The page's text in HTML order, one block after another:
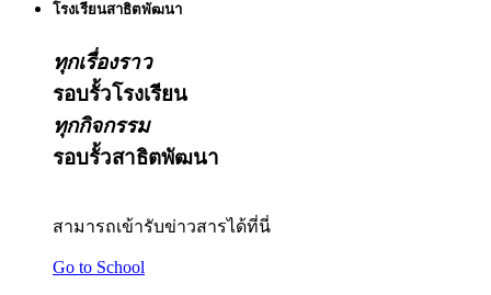
โรงเรียนสาธิตพัฒนา
ทุกเรื่องราว
รอบรั้วโรงเรียน
ทุกกิจกรรม
รอบรั้วสาธิตพัฒนา
สามารถเข้ารับข่าวสารได้ที่นี่
Go to School